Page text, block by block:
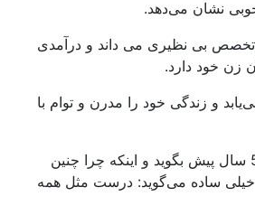
نشان می‌دهد.
بی نظیری می داند و درآمدی
زن خود دارد.
و زندگی خود را مدرن و توام با
وقتی می خواهم از 5 سال پیش بگوید و اینکه چرا چنین
ساده می‌گوید: درست مثل همه